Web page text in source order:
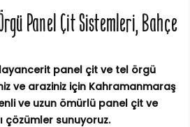
Panel Çit Sistemleri, Bahçe
panel çit ve tel örgü
ve araziniz için Kahramanmaraş
ve uzun ömürlü panel çit ve
çözümler sunuyoruz.